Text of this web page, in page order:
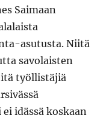
Saimaan
asutusta. Niitä
savolaisten
työllistäjiä
idässä koskaan